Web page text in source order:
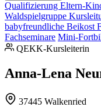
Qualifizierung Eltern-
Waldspielgruppe
babyfreundliche Beikost
Fachseminare Mini-
QEKK-Kursleiterin
Anna-Lena
37445 Walkenried